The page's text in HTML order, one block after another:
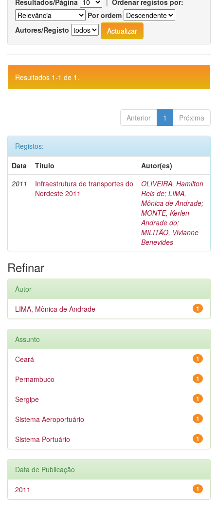
Resultados/Página | Ordenar registos por:
Por ordem
Autores/Registo
Resultados 1-1 de 1.
Anterior 1 Próxima
Registos:
Data
Título
Autor(es)
2011
Infraestrutura de transportes do
Nordeste 2011
OLIVEIRA, Hamilton
Reis de; LIMA,
Mônica de Andrade;
MONTE, Kerlen
Andrade do;
MILITÃO, Vivianne
Benevides
Refinar
Autor
1
LIMA, Mônica de Andrade
Assunto
1
Ceará
1
Pernambuco
1
Sergipe
1
Sistema Aeroportuário
1
Sistema Portuário
Data de Publicação
1
2011